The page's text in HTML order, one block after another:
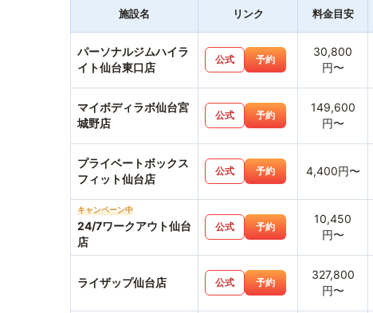
施設名 リンク 料金目安
パーソナルジムハイラ
イト仙台東口店
公式 予約
30,800
円〜
マイボディラボ仙台宮
城野店
公式 予約
149,600
円〜
プライベートボックス
フィット仙台店
公式 予約 4,400円〜
キャンペーン中
24/7ワークアウト仙台
店
公式 予約
10,450
円〜
ライザップ仙台店 公式 予約
327,800
円〜